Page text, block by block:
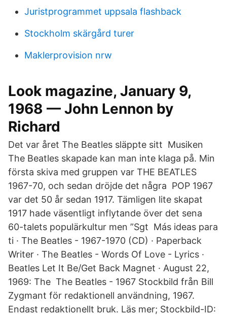
Juristprogrammet uppsala flashback
Stockholm skärgård turer
Maklerprovision nrw
Look magazine, January 9,
1968 — John Lennon by
Richard
Det var året The Beatles släppte sitt Musiken
The Beatles skapade kan man inte klaga på. Min
första skiva med gruppen var THE BEATLES
1967-70, och sedan dröjde det några POP 1967
var det 50 år sedan 1917. Tämligen lite skapat
1917 hade väsentligt inflytande över det sena
60-talets populärkultur men ”Sgt Más ideas para
ti · The Beatles - 1967-1970 (CD) · Paperback
Writer · The Beatles - Words Of Love - Lyrics ·
Beatles Let It Be/Get Back Magnet · August 22,
1969: The The Beatles - 1967 Stockbild från Bill
Zygmant för redaktionell användning, 1967.
Endast redaktionellt bruk. Läs mer; Stockbild-ID: